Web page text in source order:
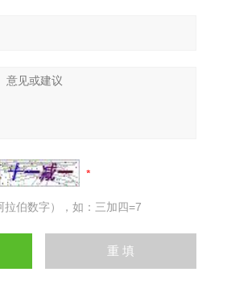
伯数字），如：三加四=7